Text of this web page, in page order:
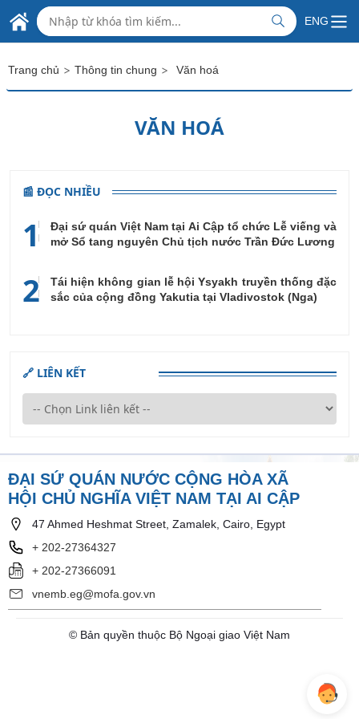
Skip to Main Content
ĐẠI SỨ QUÁN VIỆT NAM
TẠI AI CẬP
ENG
Trang chủ > Thông tin chung > Văn hoá
VĂN HOÁ
📰 ĐỌC NHIỀU
1
Đại sứ quán Việt Nam tại Ai Cập tổ chức Lễ viếng và
mở Sổ tang nguyên Chủ tịch nước Trần Đức Lương
2
Tái hiện không gian lễ hội Ysyakh truyền thống đặc
sắc của cộng đồng Yakutia tại Vladivostok (Nga)
🔗 LIÊN KẾT
ĐẠI SỨ QUÁN NƯỚC CỘNG HÒA XÃ
HỘI CHỦ NGHĨA VIỆT NAM TẠI AI CẬP
47 Ahmed Heshmat Street, Zamalek, Cairo, Egypt
+ 202-27364327
+ 202-27366091
vnemb.eg@mofa.gov.vn
© Bản quyền thuộc Bộ Ngoại giao Việt Nam